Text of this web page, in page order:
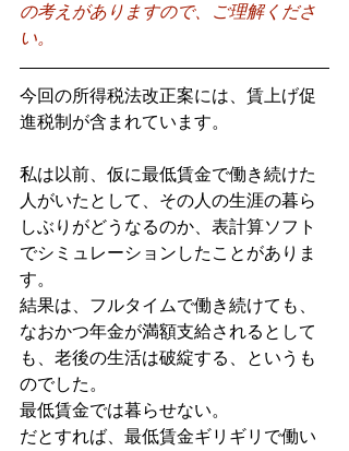
の考えがありますので、ご理解くださ
い。
今回の所得税法改正案には、賃上げ促
進税制が含まれています。
私は以前、仮に最低賃金で働き続けた
人がいたとして、その人の生涯の暮ら
しぶりがどうなるのか、表計算ソフト
でシミュレーションしたことがありま
す。
結果は、フルタイムで働き続けても、
なおかつ年金が満額支給されるとして
も、老後の生活は破綻する、というも
のでした。
最低賃金では暮らせない。
だとすれば、最低賃金ギリギリで働い